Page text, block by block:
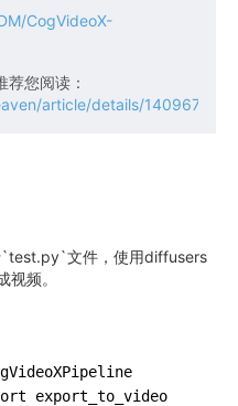
CogVideoX-
您阅读：
article/details/140967138
文件，使用diffusers
频。
export_to_video